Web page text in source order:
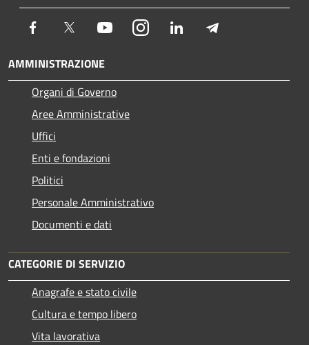
Facebook Twitter YoutubeInstagram LinkedIn
AMMINISTRAZIONE
Organi di Governo
Aree Amministrative
Uffici
Enti e fondazioni
Politici
Personale Amministrativo
Documenti e dati
CATEGORIE DI SERVIZIO
Anagrafe e stato civile
Cultura e tempo libero
Vita lavorativa